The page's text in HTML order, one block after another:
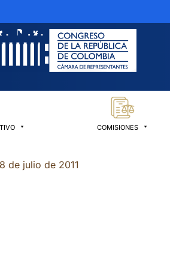
COMISIONES
de julio de 2011